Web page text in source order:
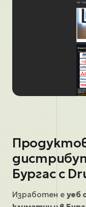
Бургас с
Изработен е уеб